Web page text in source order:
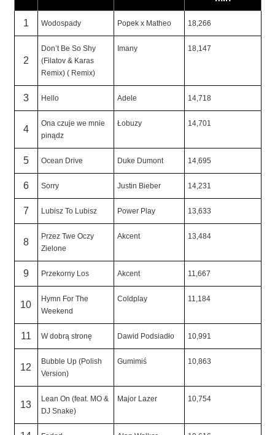
1 Wodospady Popek x Matheo 18,266
2
Don’t Be So Shy
(Filatov & Karas
Remix) ( Remix)
Imany 18,147
3 Hello Adele 14,718
4
Ona czuje we mnie
pinądz
Łobuzy 14,701
5 Ocean Drive Duke Dumont 14,695
6 Sorry Justin Bieber 14,231
7 Lubisz To Lubisz Power Play 13,633
8
Przez Twe Oczy
Zielone
Akcent 13,484
9 Przekorny Los Akcent 11,667
10
Hymn For The
Weekend
Coldplay 11,184
11 W dobrą stronę Dawid Podsiadło 10,991
12
Bubble Up (Polish
Version)
Gumimiś 10,863
13
Lean On (feat. MO &
DJ Snake)
Major Lazer 10,754